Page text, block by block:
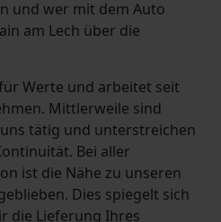
und wer mit dem Auto
am Lech über die
Werte und arbeitet seit
Mittlerweile sind
tätig und unterstreichen
Bei aller
ist die Nähe zu unseren
Dies spiegelt sich
die Lieferung Ihres